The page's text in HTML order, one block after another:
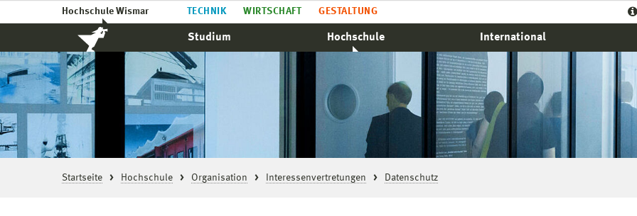
Hochschule Wismar TECHNIK WIRTSCHAFT GESTALTUNG
Studium Hochschule International
Startseite Hochschule Organisation Interessenvertretungen Datenschutz